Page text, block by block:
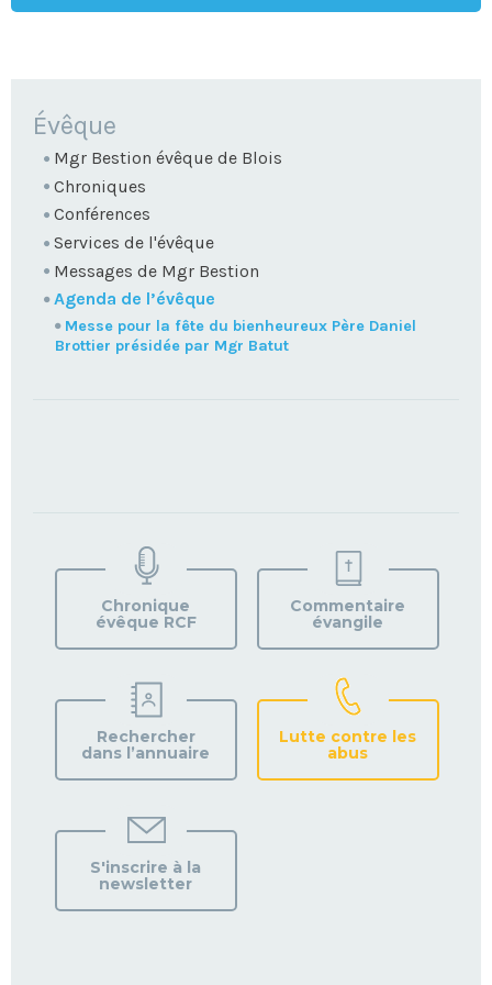
NAVIGATION
Évêque
Mgr Bestion évêque de Blois
Chroniques
Conférences
Services de l'évêque
Messages de Mgr Bestion
Agenda de l’évêque
Messe pour la fête du bienheureux Père Daniel
Brottier présidée par Mgr Batut
VOTRE
PAROISSE
Chronique
évêque RCF
Commentaire
évangile
Rechercher
dans l’annuaire
Lutte contre les
abus
S'inscrire à la
newsletter